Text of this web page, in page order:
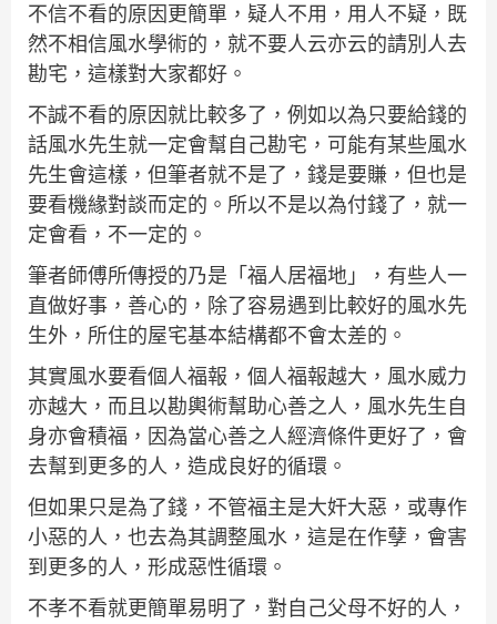
不信不看的原因更簡單，疑人不用，用人不疑，既
然不相信風水學術的，就不要人云亦云的請別人去
勘宅，這樣對大家都好。
不誠不看的原因就比較多了，例如以為只要給錢的
話風水先生就一定會幫自己勘宅，可能有某些風水
先生會這樣，但筆者就不是了，錢是要賺，但也是
要看機緣對談而定的。所以不是以為付錢了，就一
定會看，不一定的。
筆者師傅所傳授的乃是「福人居福地」，有些人一
直做好事，善心的，除了容易遇到比較好的風水先
生外，所住的屋宅基本結構都不會太差的。
其實風水要看個人福報，個人福報越大，風水威力
亦越大，而且以勘輿術幫助心善之人，風水先生自
身亦會積福，因為當心善之人經濟條件更好了，會
去幫到更多的人，造成良好的循環。
但如果只是為了錢，不管福主是大奸大惡，或專作
小惡的人，也去為其調整風水，這是在作孽，會害
到更多的人，形成惡性循環。
不孝不看就更簡單易明了，對自己父母不好的人，